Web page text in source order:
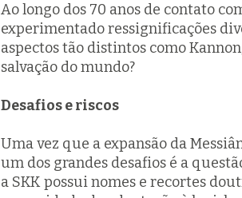
Ao longo dos 70 anos de contato
experimentado ressignificações
aspectos tão distintos como
salvação do mundo?
Desafios e riscos
Uma vez que a expansão da
um dos grandes desafios é a
a SKK possui nomes e recortes